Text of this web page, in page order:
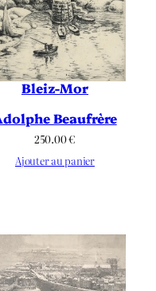
Bleiz-Mor
Beaufrère
250.00€
Ajouter au panier